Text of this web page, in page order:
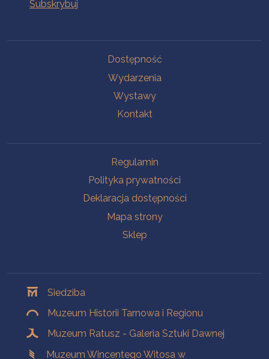
Dostępność
Wydarzenia
Wystawy
Kontakt
Regulamin
Polityka prywatności
Deklaracja dostępności
Mapa strony
Sklep
Siedziba
Muzeum Historii Tarnowa i Regionu
Muzeum Ratusz - Galeria Sztuki Dawnej
Muzeum Wincentego Witosa w